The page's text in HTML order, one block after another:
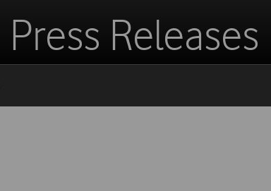
Press Releases